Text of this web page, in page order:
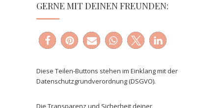
GERNE MIT DEINEN FREUNDEN:
Diese Teilen-Buttons stehen im Einklang mit der
Datenschutzgrundverordnung (DSGVO).
Die Transparenz und Sicherheit deiner